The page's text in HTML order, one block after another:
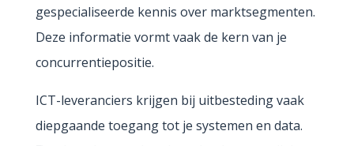
gespecialiseerde kennis over marktsegmenten.
Deze informatie vormt vaak de kern van je
concurrentiepositie.
ICT-leveranciers krijgen bij uitbesteding vaak
diepgaande toegang tot je systemen en data.